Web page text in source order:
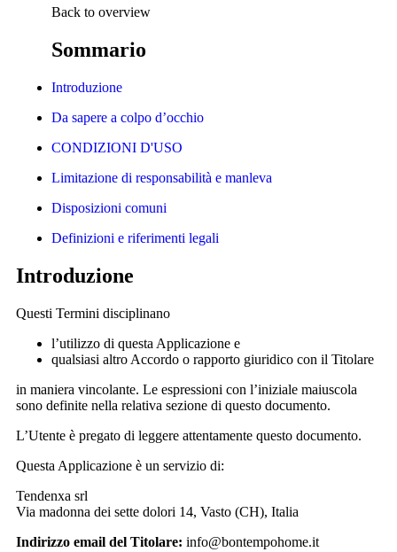
Back to overview
Sommario
Introduzione
Da sapere a colpo d’occhio
CONDIZIONI D'USO
Limitazione di responsabilità e manleva
Disposizioni comuni
Definizioni e riferimenti legali
Introduzione
Questi Termini disciplinano
l’utilizzo di questa Applicazione e
qualsiasi altro Accordo o rapporto giuridico con il Titolare
in maniera vincolante. Le espressioni con l’iniziale maiuscola
sono definite nella relativa sezione di questo documento.
L’Utente è pregato di leggere attentamente questo documento.
Questa Applicazione è un servizio di:
Tendenxa srl
Via madonna dei sette dolori 14, Vasto (CH), Italia
Indirizzo email del Titolare: info@bontempohome.it